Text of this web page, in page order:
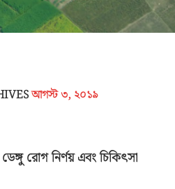
আগস্ট ৩, ২০১৯
রোগ নির্ণয় এবং চিকিৎসা